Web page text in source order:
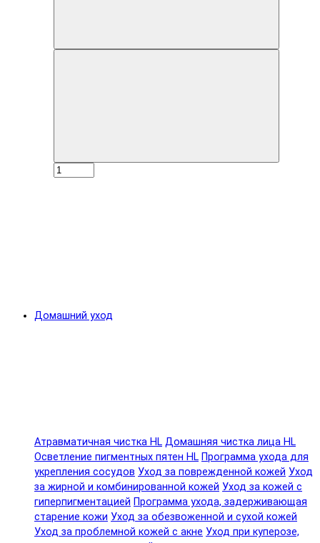
Домашний уход
Атравматичная чистка HL Домашняя чистка лица HL
Осветление пигментных пятен HL Программа ухода для
укрепления сосудов Уход за поврежденной кожей Уход
за жирной и комбинированной кожей Уход за кожей с
гиперпигментацией Программа ухода, задерживающая
старение кожи Уход за обезвоженной и сухой кожей
Уход за проблемной кожей с акне Уход при куперозе,